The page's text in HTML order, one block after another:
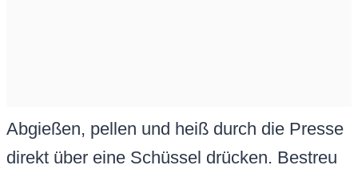
Abgießen, pellen und heiß durch die Presse
direkt über eine Schüssel drücken. Bestreu